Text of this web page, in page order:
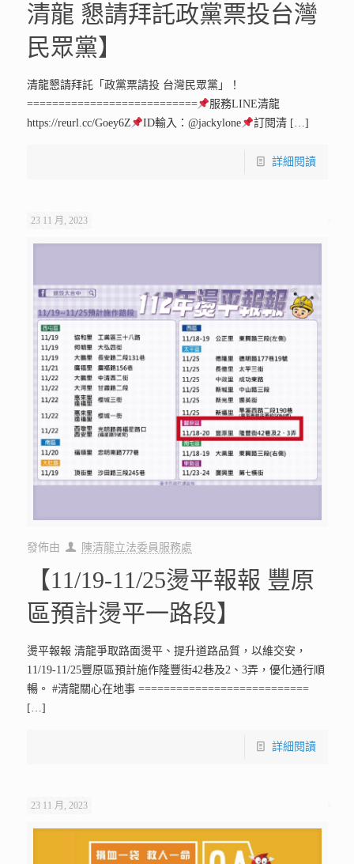
清龍 懇請拜託政黨票投台灣
民眾黨】
清龍懇請拜託「政黨票請投 台灣民眾黨」！
===========================
服務LINE清龍
https://reurl.cc/Goey6Z
ID輸入：@jackylone 訂閱清 […]
詳細閱讀
23 11 月, 2023
發佈由 陳清龍立法委員服務處
【11/19-11/25燙平報報 豐原
區預計燙平一路段】
燙平報報 清龍爭取路面燙平、提升道路品質，以維交安，
11/19-11/25豐原區預計施作隆豐街42巷及2、3弄，優化通行順
暢。 #清龍關心在地事 ===========================
[…]
詳細閱讀
23 11 月, 2023